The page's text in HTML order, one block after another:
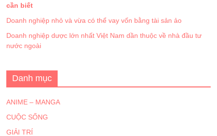
cần biết
Doanh nghiệp nhỏ và vừa có thể vay vốn bằng tài sản ảo
Doanh nghiệp dược lớn nhất Việt Nam dần thuộc về nhà đầu tư
nước ngoài
Danh mục
ANIME – MANGA
CUỘC SỐNG
GIẢI TRÍ